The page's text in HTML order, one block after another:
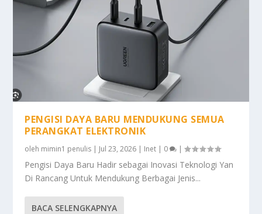
PENGISI DAYA BARU MENDUKUNG SEMUA
PERANGKAT ELEKTRONIK
oleh mimin1 penulis | Jul 23, 2026 | Inet | 0 |
Pengisi Daya Baru Hadir sebagai Inovasi Teknologi Yan
Di Rancang Untuk Mendukung Berbagai Jenis...
BACA SELENGKAPNYA